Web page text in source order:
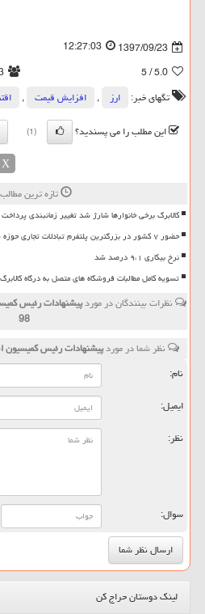
1397/09/23
12:27:03
5.0
/ 5
تگهای خبر:
ارز , افزایش قیمت ,
این مطلب را می پسندید؟
(1)
X
تازه ترین
کالابرگ برخی خانوارها شارژ شد تغییر زمانبندی
حضور ۷ کشور در بزرگترین پلتفرم تبادلات تجاری حوزه ساخت وساز
نرخ بیکاری ۹،۱ درصد شد
تسویه کامل مطالبات فروشگاه های متصل به درگاه کالابرگ
نظرات بینندگان در موردپیشنهادات رئیس
98
نظر شما در موردپیشنهادات رئیس كمیسیون
نام:
ایمیل:
نظر:
سوال:
لینک دوستان حراج کن